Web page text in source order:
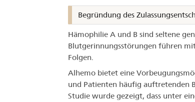
Begründung des
Hämophilie A und B sind seltene
Blutgerinnungsstörungen führen
Folgen.
Alhemo bietet eine
und Patienten häufig auftretenden
Studie wurde gezeigt, dass unter